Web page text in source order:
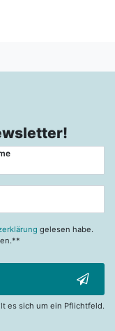
gelesen habe.
es sich um ein Pflichtfeld.